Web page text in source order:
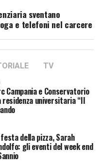
sventano
e telefoni nel carcere
TV
Campania e Conservatorio
residenza universitaria “Il
della pizza, Sarah
gli eventi del week end